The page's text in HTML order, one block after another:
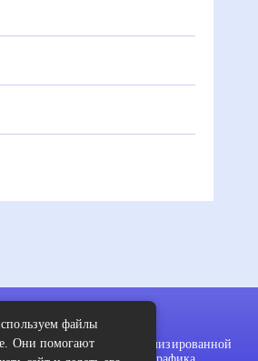
для показа персонализированной
файлы
Они помогают